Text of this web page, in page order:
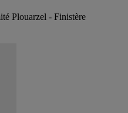
Plouarzel - Finistère